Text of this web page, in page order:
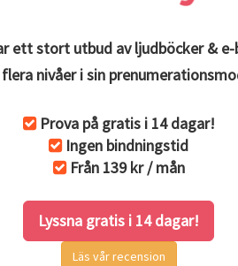
ett stort utbud av ljudböcker & e-
nivåer i sin
Prova på gratis i 14 dagar!
Ingen bindningstid
Från 139 kr / mån
Lyssna gratis i 14 dagar!
Läs vår recension